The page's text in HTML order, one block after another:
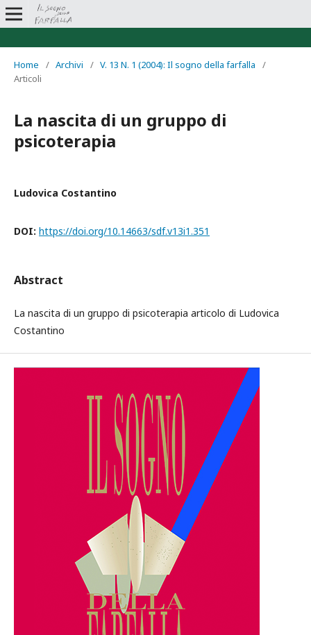
Home / Archivi / V. 13 N. 1 (2004): Il sogno della farfalla
/
Articoli
La nascita di un gruppo di
psicoterapia
Ludovica Costantino
DOI: https://doi.org/10.14663/sdf.v13i1.351
Abstract
La nascita di un gruppo di psicoterapia articolo di Ludovica
Costantino